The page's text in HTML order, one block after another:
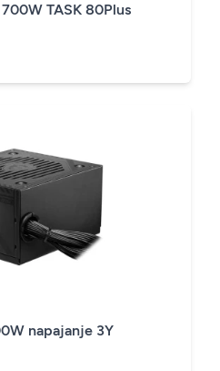
TASK 80Plus
napajanje 3Y